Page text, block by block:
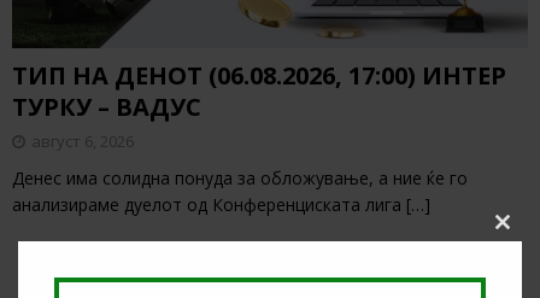
ТИП НА ДЕНОТ (06.08.2026, 17:00) ИНТЕР
ТУРКУ – ВАДУС
август 6, 2026
Денес има солидна понуда за обложување, а ние ќе го
анализираме дуелот од Конференциската лига […]